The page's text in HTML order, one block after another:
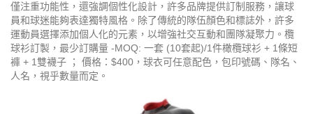
僅注重功能性，還強調個性化設計，許多品牌提供訂制服務，讓球
員和球迷能夠表達獨特風格。除了傳統的隊伍顏色和標誌外，許多
運動員選擇添加個人化的元素，以增強社交互動和團隊凝聚力。欖
球衫訂製，最少訂購量 -MOQ: 一套 (10套起)/1件橄欖球衫 + 1條短
褲 + 1雙襪子 ； 價格：$400，球衣可任意配色，包印號碼、隊名、
人名，視乎數量而定。